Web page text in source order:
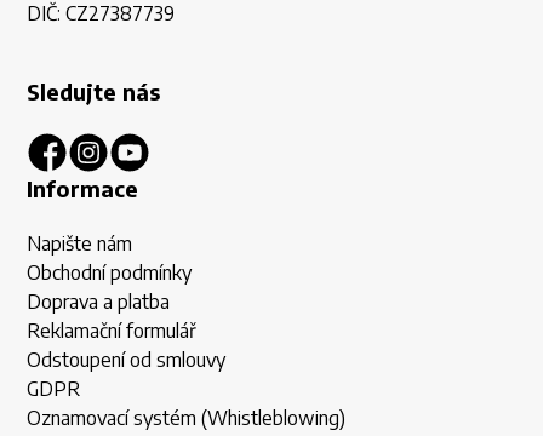
DIČ: CZ27387739
Sledujte nás
Informace
Napište nám
Obchodní podmínky
Doprava a platba
Reklamační formulář
Odstoupení od smlouvy
GDPR
Oznamovací systém (Whistleblowing)